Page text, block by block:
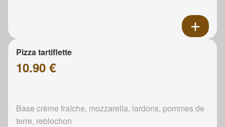
Pizza tartiflette
10.90 €
Base crème fraîche, mozzarella, lardons, pommes de
terre, reblochon